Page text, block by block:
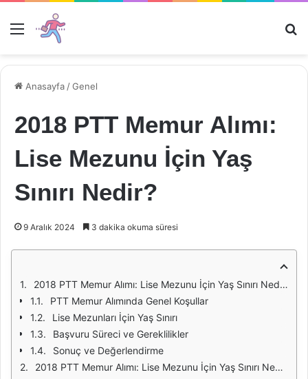
Menü
Anasayfa /Genel
2018 PTT Memur Alımı:
Lise Mezunu İçin Yaş
Sınırı Nedir?
9 Aralık 2024 3 dakika okuma süresi
2018 PTT Memur Alımı: Lise Mezunu İçin Yaş Sınırı Nedir?
PTT Memur Alımında Genel Koşullar
Lise Mezunları İçin Yaş Sınırı
Başvuru Süreci ve Gereklilikler
Sonuç ve Değerlendirme
2018 PTT Memur Alımı: Lise Mezunu İçin Yaş Sınırı Nedir?